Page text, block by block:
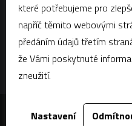
DIČ:CZ28287843
Zápis dle § 13a obchodního
vložka 58796
Za tímto
které potřebujeme pro
napříč těmito webovými stránkami. Dále
předáním údajů třetím
že Vámi poskytnuté
zneužití.
Nastavení